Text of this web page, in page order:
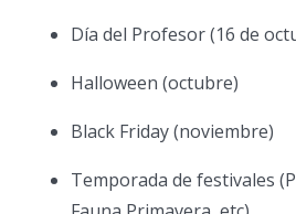
Día del Profesor (16 de
Halloween (octubre)
Black Friday (noviembre)
Temporada de festivales